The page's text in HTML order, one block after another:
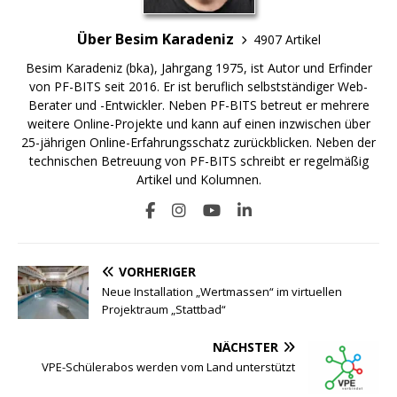
Über Besim Karadeniz
4907 Artikel
Besim Karadeniz (bka), Jahrgang 1975, ist Autor und Erfinder
von PF-BITS seit 2016. Er ist beruflich selbstständiger Web-
Berater und -Entwickler. Neben PF-BITS betreut er mehrere
weitere Online-Projekte und kann auf einen inzwischen über
25-jährigen Online-Erfahrungsschatz zurückblicken. Neben der
technischen Betreuung von PF-BITS schreibt er regelmäßig
Artikel und Kolumnen.
VORHERIGER
Neue Installation „Wertmassen“ im virtuellen
Projektraum „Stattbad“
NÄCHSTER
VPE-Schülerabos werden vom Land unterstützt